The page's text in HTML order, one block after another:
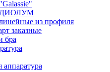
ДИОЛУМ
из профиля
заказные
бра
аппаратура